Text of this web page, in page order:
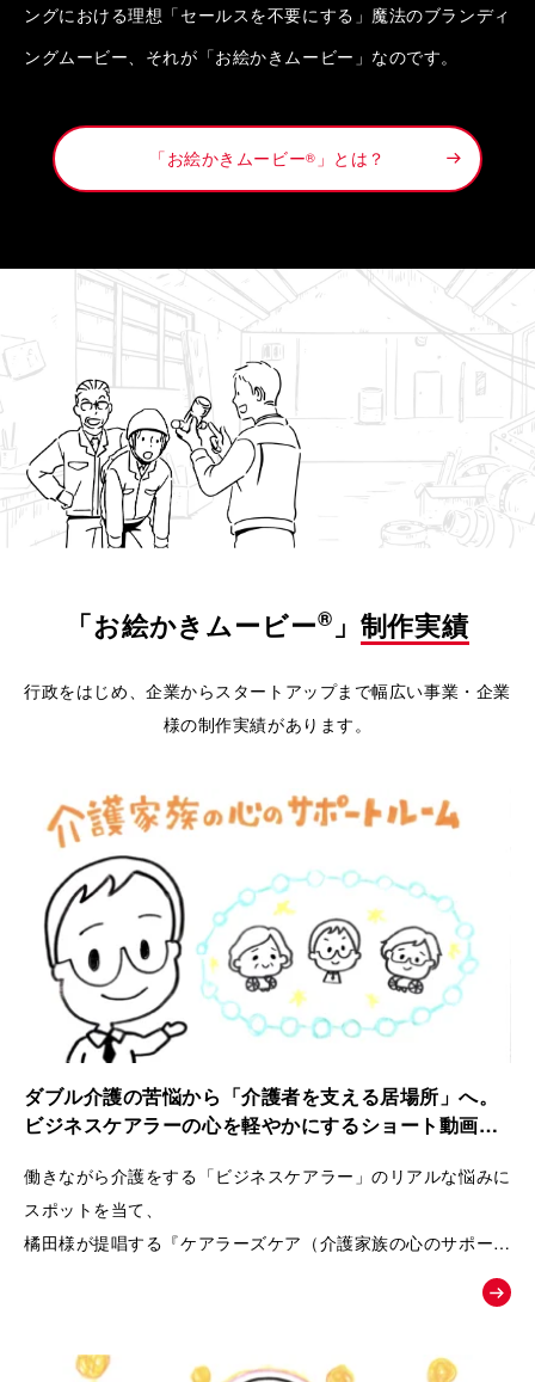
ングにおける理想「セールスを不要にする」魔法のブランディ
ングムービー、それが「お絵かきムービー」なのです。
「お絵かきムービー® 」とは？
「お絵かきムービー® 」 制作実績
行政をはじめ、企業からスタートアップまで幅広い事業・企業
様の制作実績があります。
ダブル介護の苦悩から「介護者を支える居場所」へ。
ビジネスケアラーの心を軽やかにするショート動画｜
働きながら介護をする「ビジネスケアラー」のリアルな悩みに
スポットを当て、
橘田様が提唱する『ケアラーズケア（介護家族の心のサポート
ルーム）』への相談へと温かく背中を押す、課題解決型の紹介